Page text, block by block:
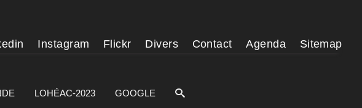
Instagram Flickr Divers Contact Agenda Sitemap
LOHÉAC-2023 GOOGLE